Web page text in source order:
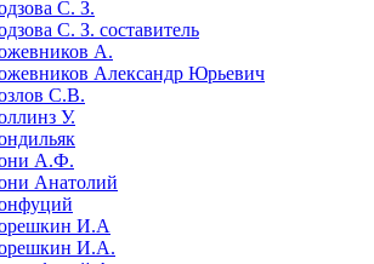
С. З.
С. З. составитель
А.
Александр Юрьевич
С.В.
У.
А.Ф.
Анатолий
И.А
И.А.